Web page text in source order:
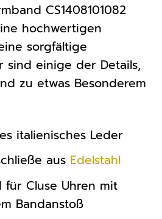
CS1408101082
hochwertigen
sorgfältige
sind einige der Details,
zu etwas Besonderem
italienisches Leder
aus Edelstahl
für Cluse Uhren mit
Bandanstoß